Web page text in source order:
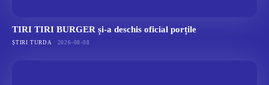
TIRI TIRI BURGER și-a deschis oficial porțile
ȘTIRI TURDA 2026-08-08